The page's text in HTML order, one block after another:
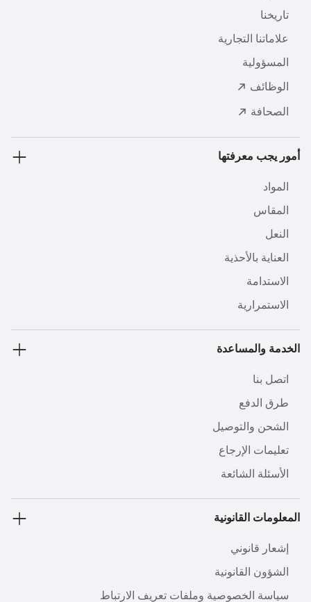
تاريخنا
علاماتنا التجارية
المسؤولية
الوظائف
الصحافة
أمور يجب معرفتها
المواد
المقاس
النعل
العناية بالأحذية
الاستدامة
الاستمرارية
الخدمة والمساعدة
اتصل بنا
طرق الدفع
الشحن والتوصيل
تعليمات الإرجاع
الأسئلة الشائعة
المعلومات القانونية
إشعار قانوني
الشؤون القانونية
سياسة الخصوصية وملفات تعريف الارتباط